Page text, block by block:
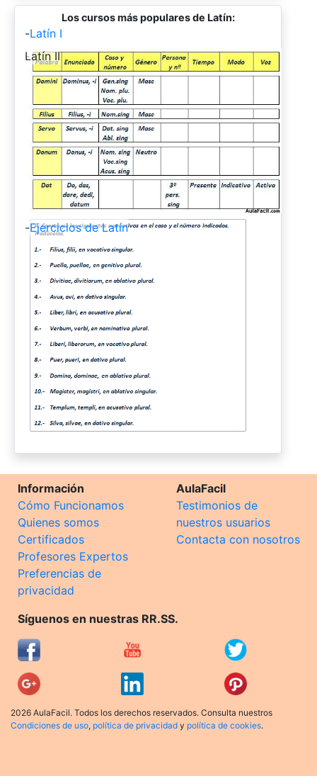
Los cursos más populares de Latín:
-Latín I
-
Latín II
-Ejercicios de Latín
Información
Cómo Funcionamos
Quienes somos
Certificados
Profesores Expertos
Preferencias de
privacidad
AulaFacil
Testimonios de
nuestros usuarios
Contacta con nosotros
Síguenos en nuestras RR.SS.
2026 AulaFacil. Todos los derechos reservados. Consulta nuestros
Condiciones de uso, política de privacidad y política de cookies.